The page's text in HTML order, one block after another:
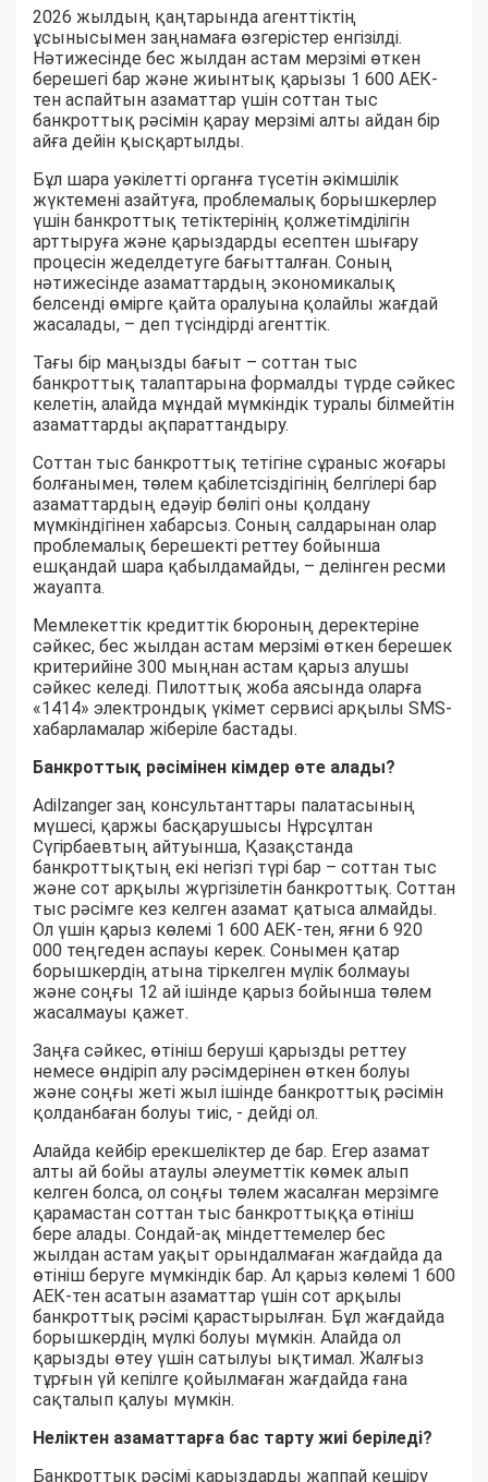
2026 жылдың қаңтарында агенттіктің
ұсынысымен заңнамаға өзгерістер енгізілді.
Нәтижесінде бес жылдан астам мерзімі өткен
берешегі бар және жиынтық қарызы 1 600 АЕК-
тен аспайтын азаматтар үшін соттан тыс
банкроттық рәсімін қарау мерзімі алты айдан бір
айға дейін қысқартылды.
Бұл шара уәкілетті органға түсетін әкімшілік
жүктемені азайтуға, проблемалық борышкерлер
үшін банкроттық тетіктерінің қолжетімділігін
арттыруға және қарыздарды есептен шығару
процесін жеделдетуге бағытталған. Соның
нәтижесінде азаматтардың экономикалық
белсенді өмірге қайта оралуына қолайлы жағдай
жасалады, – деп түсіндірді агенттік.
Тағы бір маңызды бағыт – соттан тыс
банкроттық талаптарына формалды түрде сәйкес
келетін, алайда мұндай мүмкіндік туралы білмейтін
азаматтарды ақпараттандыру.
Соттан тыс банкроттық тетігіне сұраныс жоғары
болғанымен, төлем қабілетсіздігінің белгілері бар
азаматтардың едәуір бөлігі оны қолдану
мүмкіндігінен хабарсыз. Соның салдарынан олар
проблемалық берешекті реттеу бойынша
ешқандай шара қабылдамайды, – делінген ресми
жауапта.
Мемлекеттік кредиттік бюроның деректеріне
сәйкес, бес жылдан астам мерзімі өткен берешек
критерийіне 300 мыңнан астам қарыз алушы
сәйкес келеді. Пилоттық жоба аясында оларға
«1414» электрондық үкімет сервисі арқылы SMS-
хабарламалар жіберіле бастады.
Банкроттық рәсімінен кімдер өте алады?
Adilzanger заң консультанттары палатасының
мүшесі, қаржы басқарушысы Нұрсұлтан
Сүгірбаевтың айтуынша, Қазақстанда
банкроттықтың екі негізгі түрі бар – соттан тыс
және сот арқылы жүргізілетін банкроттық. Соттан
тыс рәсімге кез келген азамат қатыса алмайды.
Ол үшін қарыз көлемі 1 600 АЕК-тен, яғни 6 920
000 теңгеден аспауы керек. Сонымен қатар
борышкердің атына тіркелген мүлік болмауы
және соңғы 12 ай ішінде қарыз бойынша төлем
жасалмауы қажет.
Заңға сәйкес, өтініш беруші қарызды реттеу
немесе өндіріп алу рәсімдерінен өткен болуы
және соңғы жеті жыл ішінде банкроттық рәсімін
қолданбаған болуы тиіс, - дейді ол.
Алайда кейбір ерекшеліктер де бар. Егер азамат
алты ай бойы атаулы әлеуметтік көмек алып
келген болса, ол соңғы төлем жасалған мерзімге
қарамастан соттан тыс банкроттыққа өтініш
бере алады. Сондай-ақ міндеттемелер бес
жылдан астам уақыт орындалмаған жағдайда да
өтініш беруге мүмкіндік бар. Ал қарыз көлемі 1 600
АЕК-тен асатын азаматтар үшін сот арқылы
банкроттық рәсімі қарастырылған. Бұл жағдайда
борышкердің мүлкі болуы мүмкін. Алайда ол
қарызды өтеу үшін сатылуы ықтимал. Жалғыз
тұрғын үй кепілге қойылмаған жағдайда ғана
сақталып қалуы мүмкін.
Неліктен азаматтарға бас тарту жиі беріледі?
Банкроттық рәсімі қарыздарды жаппай кешіру